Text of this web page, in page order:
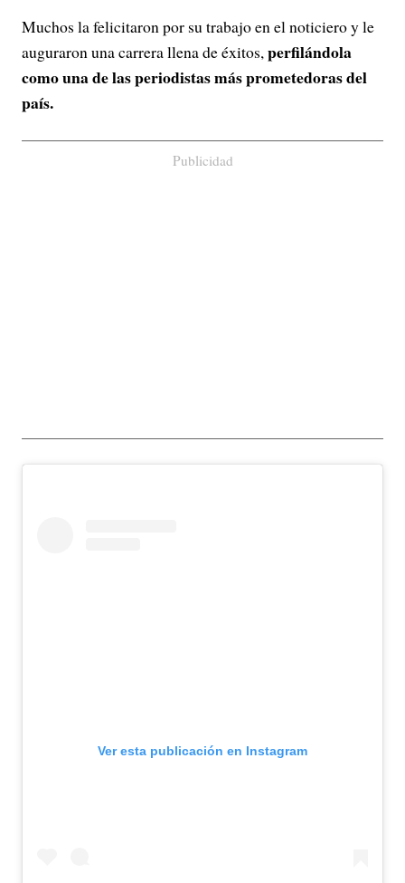
Muchos la felicitaron por su trabajo en el noticiero y le
auguraron una carrera llena de éxitos,perfilándola
como una de las periodistas más prometedoras del
país.
Publicidad
Ver esta publicación en Instagram